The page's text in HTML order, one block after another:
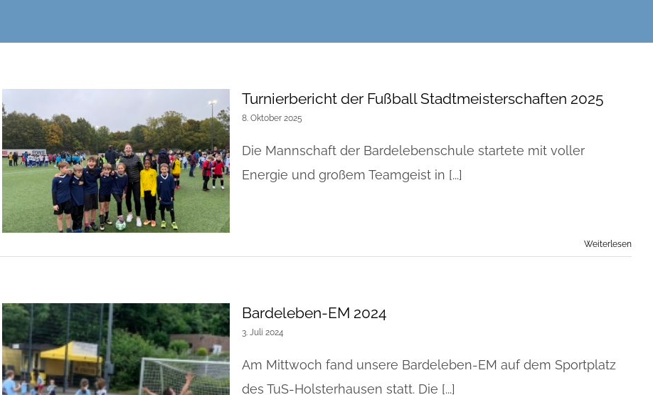
Turnierbericht der Fußball Stadtmeisterschaften 2025
8. Oktober 2025
Die Mannschaft der Bardelebenschule startete mit voller
Energie und großem Teamgeist in [...]
Weiterlesen
Bardeleben-EM 2024
3. Juli 2024
Am Mittwoch fand unsere Bardeleben-EM auf dem Sportplatz
des TuS-Holsterhausen statt. Die [...]